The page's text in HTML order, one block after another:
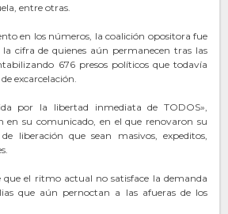
entre otras.
en los números, la coalición opositora fue
cifra de quienes aún permanecen tras las
676 presos políticos que todavía
excarcelación.
por la libertad inmediata de TODOS»,
en su comunicado, en el que renovaron su
liberación que sean masivos, expeditos,
que el ritmo actual no satisface la demanda
que aún pernoctan a las afueras de los